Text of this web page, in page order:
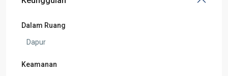
Dalam Ruang
Dapur
Keamanan